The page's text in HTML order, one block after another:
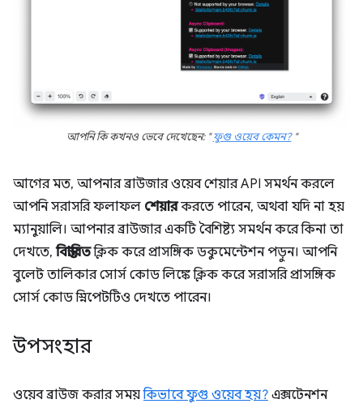
আপনি কি কখনও ভেবে দেখেছেন: "ফুগু ওয়েব কেমন?"
আগের মত, আপনার ব্রাউজার ওয়েব শেয়ার API সমর্থন করলে
আপনি সরাসরি ফলাফল শেয়ারকরতে পারেন, অথবা যদি না হয়
ম্যানুয়ালি। আপনার ব্রাউজার একটি বৈশিষ্ট্য সমর্থন করে কিনা তা
দেখতে,বিস্তারিতক্লিক করে প্রাসঙ্গিক ডকুমেন্টেশন পড়ুন। আপনি
বুলেট তালিকার সোর্স কোড লিঙ্কে ক্লিক করে সরাসরি প্রাসঙ্গিক
সোর্স কোড স্নিপেটটিও দেখতে পারেন।
উপসংহার
ওয়েব ব্রাউজ করার সময়কিভাবে ফুগু ওয়েব হয়? এক্সটেনশন